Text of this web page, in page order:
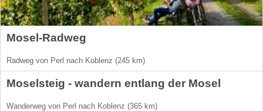
Mosel-Radweg
Radweg von Perl nach Koblenz (245 km)
Moselsteig - wandern entlang der Mosel
Wanderweg von Perl nach Koblenz (365 km)